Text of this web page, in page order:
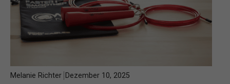
Melanie Richter Dezember 10, 2025